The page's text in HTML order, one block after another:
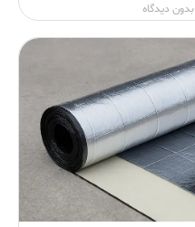
بدون دیدگاه